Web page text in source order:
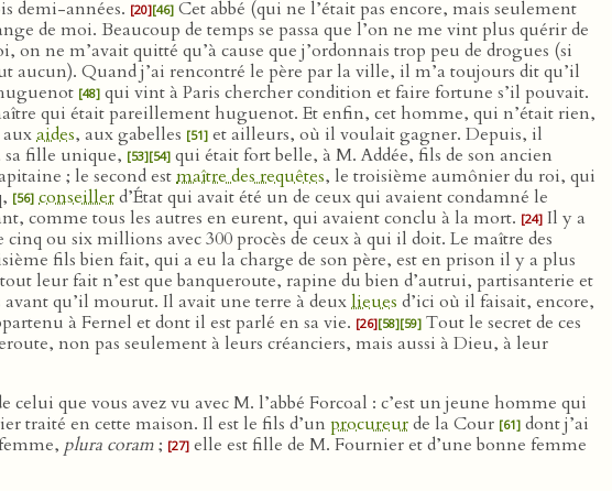
demi-années. [20][46] Cet abbé (qui ne l’était pas encore, mais seulement
de moi. Beaucoup de temps se passa que l’on ne me vint plus quérir de
on ne m’avait quitté qu’à cause que j’ordonnais trop peu de drogues (si
aucun). Quand j’ai rencontré le père par la ville, il m’a toujours dit qu’il
[48] qui vint à Paris chercher condition et faire fortune s’il pouvait.
qui était pareillement huguenot. Et enfin, cet homme, qui n’était rien,
auxaides, aux gabelles [51] et ailleurs, où il voulait gagner. Depuis, il
sa fille unique, [53][54] qui était fort belle, à M. Addée, fils de son ancien
; le second estmaître des requêtes, le troisième aumônier du roi, qui
[56] conseillerd’État qui avait été un de ceux qui avaient condamné le
comme tous les autres en eurent, qui avaient conclu à la mort. [24] Il y a
ou six millions avec 300 procès de ceux à qui il doit. Le maître des
fils bien fait, qui a eu la charge de son père, est en prison il y a plus
leur fait n’est que banqueroute, rapine du bien d’autrui, partisanterie et
avant qu’il mourut. Il avait une terre à deuxlieues d’ici où il faisait, encore,
à Fernel et dont il est parlé en sa vie. [26][58][59] Tout le secret de ces
non pas seulement à leurs créanciers, mais aussi à Dieu, à leur
que vous avez vu avec M. l’abbé Forcoal : c’est un jeune homme qui
traité en cette maison. Il est le fils d’un procureurde la Cour [61] dont j’ai
plura coram; [27] elle est fille de M. Fournier et d’une bonne femme